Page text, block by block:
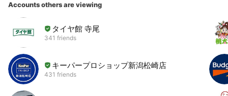
Accounts others are viewing
タイヤ館 寺尾
341 friends
キーパープロショップ新潟松崎店
431 friends